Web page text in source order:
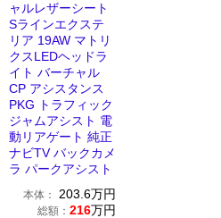
ャルレザーシート
Sラインエクステ
リア 19AW マトリ
クスLEDヘッドラ
イト バーチャル
CP アシスタンス
PKG トラフィック
ジャムアシスト 電
動リアゲート 純正
ナビTV バックカメ
ラ パークアシスト
本体： 203.6万円
総額： 216万円